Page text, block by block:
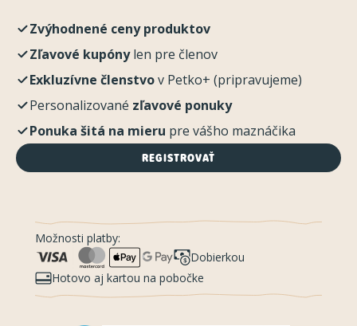
Zvýhodnené ceny produktov
Zľavové kupónylen pre členov
Exkluzívne členstvov Petko+ (pripravujeme)
Personalizované zľavové ponuky
Ponuka šitá na mieru pre vášho maznáčika
REGISTROVAŤ
Možnosti platby:
Dobierkou
Hotovo aj kartou na pobočke